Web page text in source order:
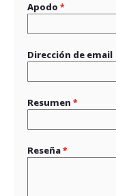
Apodo
Dirección de email
Resumen
Reseña